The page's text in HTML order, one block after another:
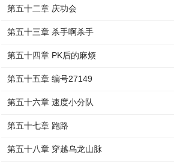
第五十二章 庆功会
第五十三章 杀手啊杀手
第五十四章 PK后的麻烦
第五十五章 编号27149
第五十六章 速度小分队
第五十七章 跑路
第五十八章 穿越乌龙山脉